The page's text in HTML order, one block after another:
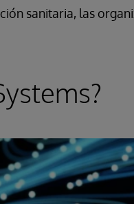
sanitaria, las